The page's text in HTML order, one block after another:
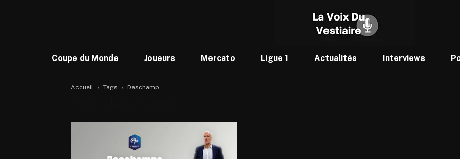
Coupe du Monde Joueurs Mercato Ligue 1 Actualités Interviews
Accueil Tags Deschamp